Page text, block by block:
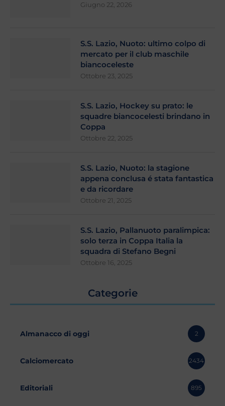
Giugno 22, 2026
S.S. Lazio, Nuoto: ultimo colpo di
mercato per il club maschile
biancoceleste
Ottobre 23, 2025
S.S. Lazio, Hockey su prato: le
squadre biancocelesti brindano in
Coppa
Ottobre 22, 2025
S.S. Lazio, Nuoto: la stagione
appena conclusa é stata fantastica
e da ricordare
Ottobre 21, 2025
S.S. Lazio, Pallanuoto paralimpica:
solo terza in Coppa Italia la
squadra di Stefano Begni
Ottobre 16, 2025
Categorie
Almanacco di oggi 2
Calciomercato 2434
Editoriali 895